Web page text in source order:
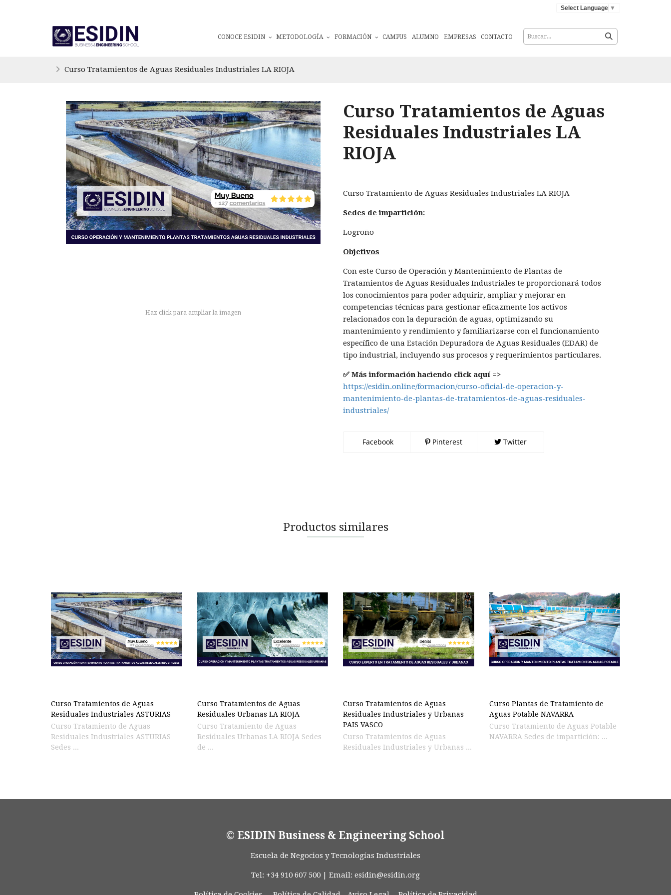
Select Language ▼
CONOCE ESIDIN METODOLOGÍA FORMACIÓN CAMPUS ALUMNO EMPRESAS CONTACTO
Curso Tratamientos de Aguas Residuales Industriales LA RIOJA
Haz click para ampliar la imagen
Curso Tratamientos de Aguas
Residuales Industriales LA
RIOJA
Curso Tratamiento de Aguas Residuales Industriales LA RIOJA
Sedes de impartición:
Logroño
Objetivos
Con este Curso de Operación y Mantenimiento de Plantas de
Tratamientos de Aguas Residuales Industriales te proporcionará todos
los conocimientos para poder adquirir, ampliar y mejorar en
competencias técnicas para gestionar eficazmente los activos
relacionados con la depuración de aguas, optimizando su
mantenimiento y rendimiento y familiarizarse con el funcionamiento
específico de una Estación Depuradora de Aguas Residuales (EDAR) de
tipo industrial, incluyendo sus procesos y requerimientos particulares.
✅ Más información haciendo click aquí =>
https://esidin.online/formacion/curso-oficial-de-operacion-y-
mantenimiento-de-plantas-de-tratamientos-de-aguas-residuales-
industriales/
Facebook Pinterest Twitter
Productos similares
Curso Tratamientos de Aguas
Residuales Industriales ASTURIAS
Curso Tratamiento de Aguas
Residuales Industriales ASTURIAS
Sedes ...
Curso Tratamientos de Aguas
Residuales Urbanas LA RIOJA
Curso Tratamiento de Aguas
Residuales Urbanas LA RIOJA Sedes
de ...
Curso Tratamientos de Aguas
Residuales Industriales y Urbanas
PAIS VASCO
Curso Tratamientos de Aguas
Residuales Industriales y Urbanas ...
Curso Plantas de Tratamiento de
Aguas Potable NAVARRA
Curso Tratamiento de Aguas Potable
NAVARRA Sedes de impartición: ...
© ESIDIN Business & Engineering School
Escuela de Negocios y Tecnologías Industriales
Tel: +34 910 607 500 | Email: esidin@esidin.org